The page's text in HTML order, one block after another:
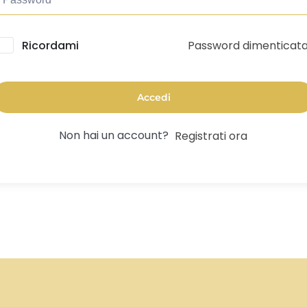
Ricordami Password
Accedi
Non hai un account? Registrati ora